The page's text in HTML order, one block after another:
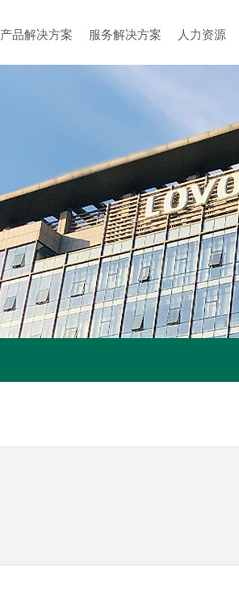
产品解决方案 服务解决方案 人力资源